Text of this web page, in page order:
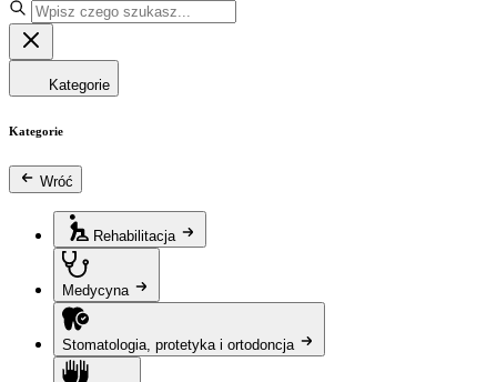
Kategorie
Kategorie
Wróć
Rehabilitacja
Medycyna
Stomatologia, protetyka i ortodoncja